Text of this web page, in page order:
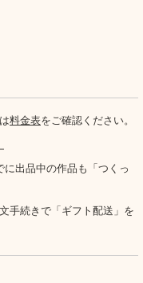
料金表をご確認ください。
出品中の作品も「つくっ
手続きで「ギフト配送」を